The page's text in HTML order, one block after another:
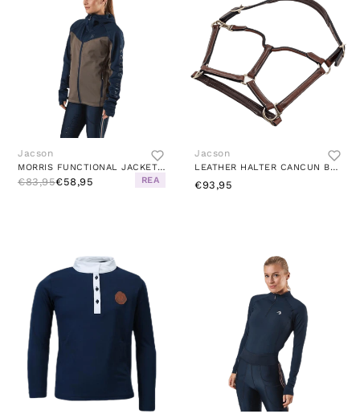
Jacson
MORRIS FUNCTIONAL JACKET JR BLUE/BEIGE
€83,95€58,95 REA
Jacson
LEATHER HALTER CANCUN BROWN
€93,95